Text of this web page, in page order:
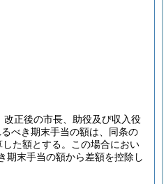
正後の市長、助役及び収入役
べき期末手当の額は、同条の
た額とする。
この場合におい
期末手当の額から差額を控除し